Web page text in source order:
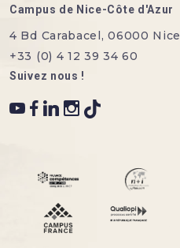
Campus de Nice-Côte d'Azur
4 Bd Carabacel, 06000 Nice
+33 (0) 4 12 39 34 60
Suivez nous !